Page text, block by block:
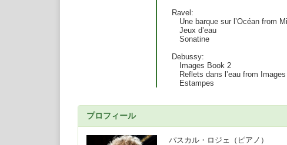
Ravel:
Une barque sur l’Océan from
Jeux d’eau
Sonatine
Debussy:
Images Book 2
Reflets dans l’eau from
Estampes
プロフィール
パスカル・ロジェ（ピアノ）